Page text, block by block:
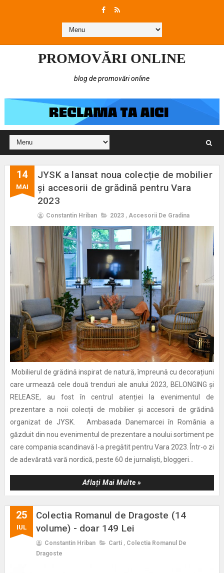
PROMOVĂRI ONLINE
blog de promovări online
14
MAI
JYSK a lansat noua colecție de mobilier
și accesorii de grădină pentru Vara
2023
Constantin Hriban 2023 , Accesorii De Gradina
Mobilierul de grădină inspirat de natură, împreună cu decorațiuni
care urmează cele două trenduri ale anului 2023, BELONGING și
RELEASE, au fost în centrul atenției la evenimentul de
prezentare a noii colecții de mobilier și accesorii de grădină
organizat de JYSK. Ambasada Danemarcei în România a
găzduit din nou evenimentul de prezentare a noului sortiment pe
care compania scandinavă l-a pregătit pentru Vara 2023. Într-o zi
de adevărată vară nordică, peste 60 de jurnaliști, bloggeri...
Aflați Mai Multe »
25
IUL
Colectia Romanul de Dragoste (14
volume) - doar 149 Lei
Constantin Hriban Carti , Colectia Romanul De
Dragoste